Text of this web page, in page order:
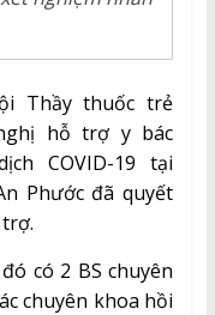
Thầy thuốc trẻ
hỗ trợ y bác
COVID-19 tại
Phước đã quyết
có 2 BS chuyên
chuyên khoa hồi